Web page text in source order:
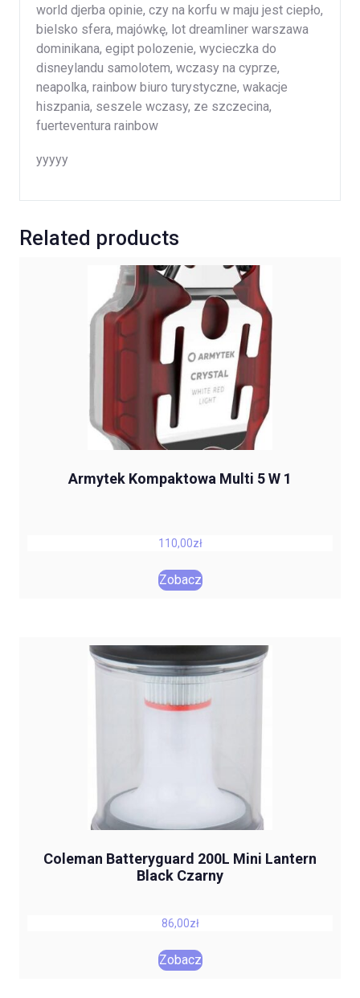
world djerba opinie, czy na korfu w maju jest ciepło,
bielsko sfera, majówkę, lot dreamliner warszawa
dominikana, egipt polozenie, wycieczka do
disneylandu samolotem, wczasy na cyprze,
neapolka, rainbow biuro turystyczne, wakacje
hiszpania, seszele wczasy, ze szczecina,
fuerteventura rainbow
yyyyy
Related products
Armytek Kompaktowa Multi 5 W 1
110,00zł
Zobacz
Coleman Batteryguard 200L Mini Lantern
Black Czarny
86,00zł
Zobacz